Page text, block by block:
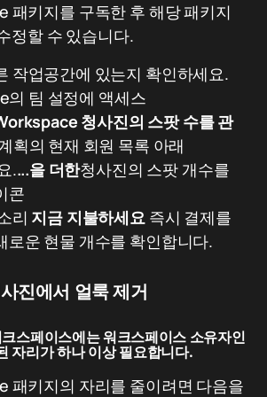
패키지를 구독한 후 해당 패키지
정할 수 있습니다.
작업공간에 있는지 확인하세요.
의 팀 설정에 액세스
청사진의 스팟 수를 관
획의 현재 회원 목록 아래
....을 더한청사진의 스팟 개수를
콘
리 지금 지불하세요즉시 결제를
로운 현물 개수를 확인합니다.
진에서 얼룩 제거
스페이스에는 워크스페이스 소유자인
자리가 하나 이상 필요합니다.
패키지의 자리를 줄이려면 다음을